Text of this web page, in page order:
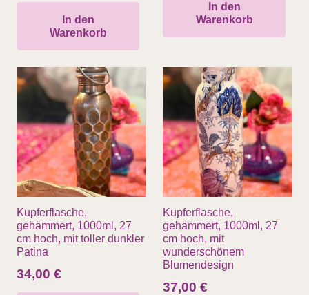
In den
Warenkorb
In den
Warenkorb
Kupferflasche,
gehämmert, 1000ml, 27
cm hoch, mit toller dunkler
Patina
34,00 €
Kupferflasche,
gehämmert, 1000ml, 27
cm hoch, mit
wunderschönem
Blumendesign
37,00 €